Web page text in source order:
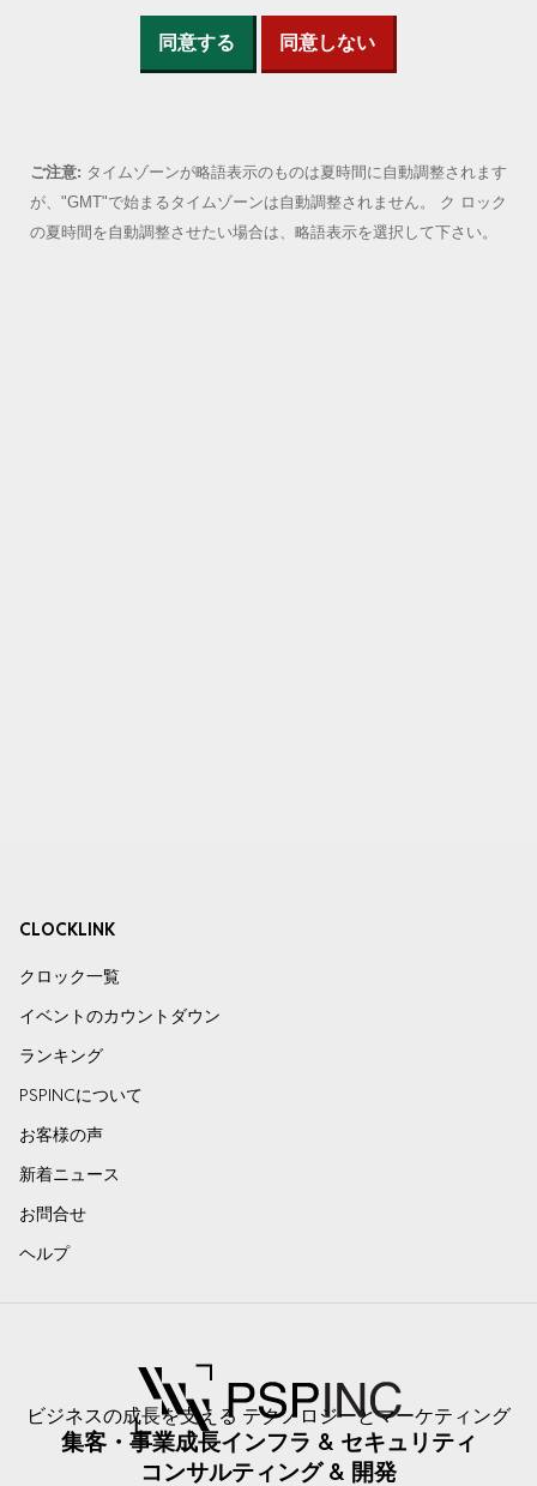
同意する 同意しない
ご注意: タイムゾーンが略語表示のものは夏時間に自動調整されます
が、"GMT"で始まるタイムゾーンは自動調整されません。 ク ロック
の夏時間を自動調整させたい場合は、略語表示を選択して下さい。
CLOCKLINK
クロック一覧
イベントのカウントダウン
ランキング
PSPINCについて
お客様の声
新着ニュース
お問合せ
ヘルプ
ビジネスの成長を支える テクノロジーとマーケティング
集客・事業成長インフラ & セキュリティ
コンサルティング & 開発